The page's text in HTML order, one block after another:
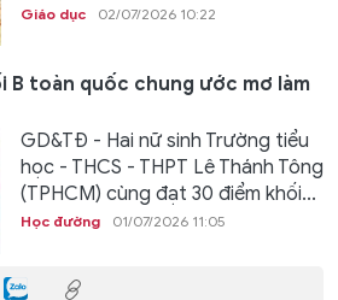
Giáo dục 02/07/2026 10:22
B toàn quốc chung ước mơ làm
GD&TĐ - Hai nữ sinh Trường tiểu
học - THCS - THPT Lê Thánh Tông
(TPHCM) cùng đạt 30 điểm khối...
Học đường 01/07/2026 11:05